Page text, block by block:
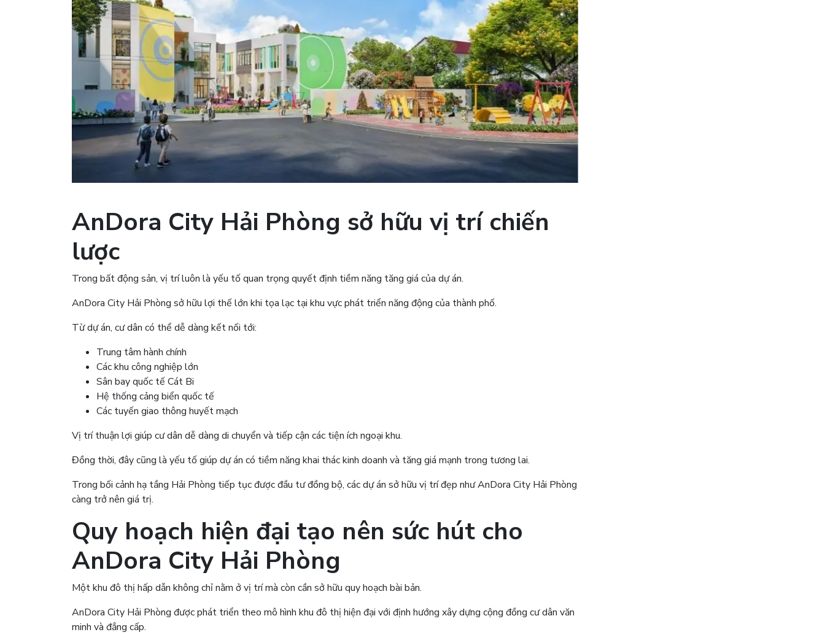
AnDora City Hải Phòng sở hữu vị trí chiến
lược
Trong bất động sản, vị trí luôn là yếu tố quan trọng quyết định tiềm năng tăng giá của dự án.
AnDora City Hải Phòng sở hữu lợi thế lớn khi tọa lạc tại khu vực phát triển năng động của thành phố.
Từ dự án, cư dân có thể dễ dàng kết nối tới:
Trung tâm hành chính
Các khu công nghiệp lớn
Sân bay quốc tế Cát Bi
Hệ thống cảng biển quốc tế
Các tuyến giao thông huyết mạch
Vị trí thuận lợi giúp cư dân dễ dàng di chuyển và tiếp cận các tiện ích ngoại khu.
Đồng thời, đây cũng là yếu tố giúp dự án có tiềm năng khai thác kinh doanh và tăng giá mạnh trong tương lai.
Trong bối cảnh hạ tầng Hải Phòng tiếp tục được đầu tư đồng bộ, các dự án sở hữu vị trí đẹp như AnDora City Hải Phòng
càng trở nên giá trị.
Quy hoạch hiện đại tạo nên sức hút cho
AnDora City Hải Phòng
Một khu đô thị hấp dẫn không chỉ nằm ở vị trí mà còn cần sở hữu quy hoạch bài bản.
AnDora City Hải Phòng được phát triển theo mô hình khu đô thị hiện đại với định hướng xây dựng cộng đồng cư dân văn
minh và đẳng cấp.